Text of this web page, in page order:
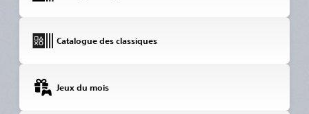
Catalogue des classiques
Jeux du mois